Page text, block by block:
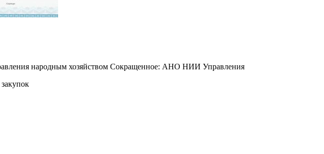
народным хозяйством Сокращенное: АНО НИИ Управления